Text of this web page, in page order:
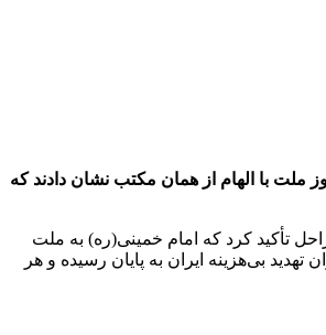
ملت با الهام از همان مکتب نشان دادند که
شورای اسلامی در پیامی به مناسبت ۱۴ خرداد و سالروز ارتحال امام راحل تأکید کرد که امام خمینی(ره) به ملت
بی‌هزینه ایران به پایان رسیده و هر